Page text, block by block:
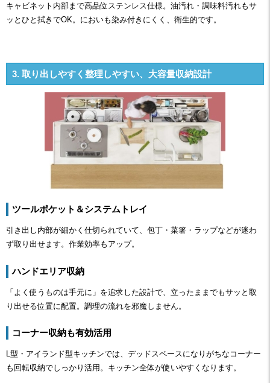
キャビネット内部まで高品位ステンレス仕様。油汚れ・調味料汚れもサ
ッとひと拭きでOK。においも染み付きにくく、衛生的です。
3. 取り出しやすく整理しやすい、大容量収納設計
ツールポケット＆システムトレイ
引き出し内部が細かく仕切られていて、包丁・菜箸・ラップなどが迷わ
ず取り出せます。作業効率もアップ。
ハンドエリア収納
「よく使うものは手元に」を追求した設計で、立ったままでもサッと取
り出せる位置に配置。調理の流れを邪魔しません。
コーナー収納も有効活用
L型・アイランド型キッチンでは、デッドスペースになりがちなコーナー
も回転収納でしっかり活用。キッチン全体が使いやすくなります。